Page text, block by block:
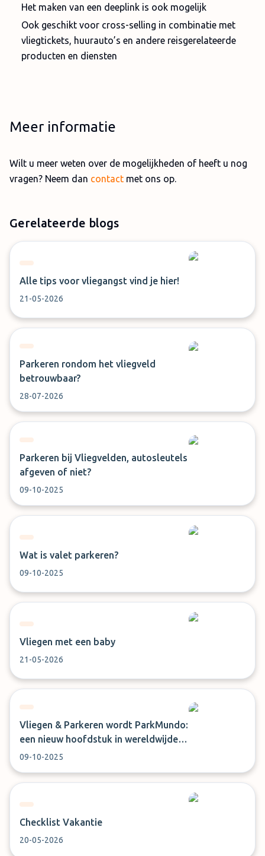
Het maken van een deeplink is ook mogelijk
Ook geschikt voor cross-selling in combinatie met
vliegtickets, huurauto’s en andere reisgerelateerde
producten en diensten
Meer informatie
Wilt u meer weten over de mogelijkheden of heeft u nog
vragen? Neem dan contact met ons op.
Gerelateerde blogs
Alle tips voor vliegangst vind je hier!
21-05-2026
Parkeren rondom het vliegveld
betrouwbaar?
28-07-2026
Parkeren bij Vliegvelden, autosleutels
afgeven of niet?
09-10-2025
Wat is valet parkeren?
09-10-2025
Vliegen met een baby
21-05-2026
Vliegen & Parkeren wordt ParkMundo:
een nieuw hoofdstuk in wereldwijde
airport parking
09-10-2025
Checklist Vakantie
20-05-2026